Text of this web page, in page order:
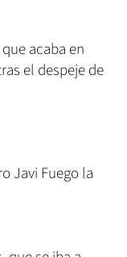
acaba en
el despeje de
Javi Fuego la